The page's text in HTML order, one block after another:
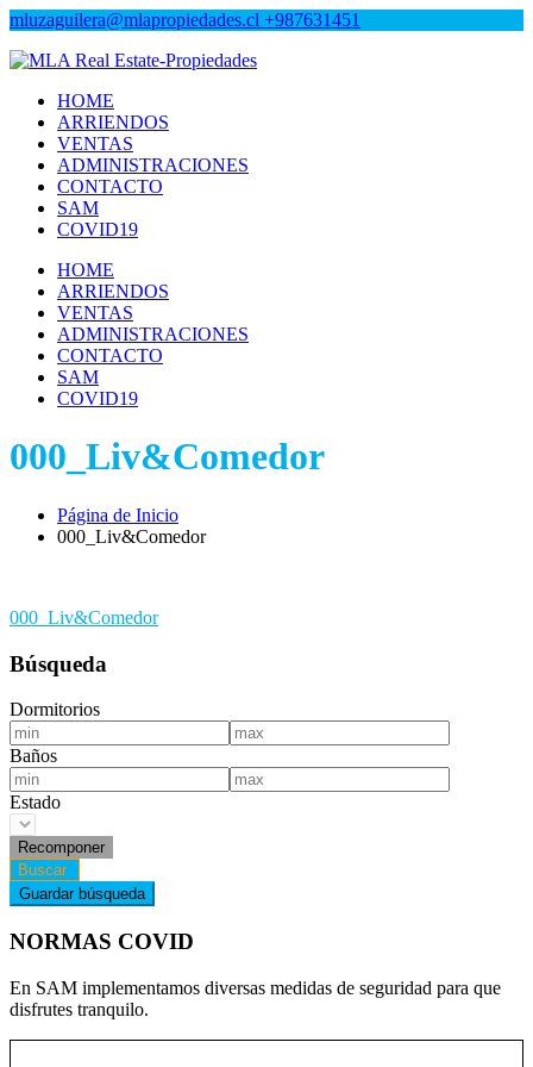
mluzaguilera@mlapropiedades.cl +987631451
MLA Real Estate-Propiedades
MLA Real Estate-Propiedades
HOME
ARRIENDOS
VENTAS
ADMINISTRACIONES
CONTACTO
SAM
COVID19
HOME
ARRIENDOS
VENTAS
ADMINISTRACIONES
CONTACTO
SAM
COVID19
000_Liv&Comedor
Página de Inicio
000_Liv&Comedor
Navegación
de
entradas
000_Liv&Comedor
Búsqueda
Dormitorios
Baños
Estado
NORMAS COVID
En SAM implementamos diversas medidas de seguridad para que
disfrutes tranquilo.